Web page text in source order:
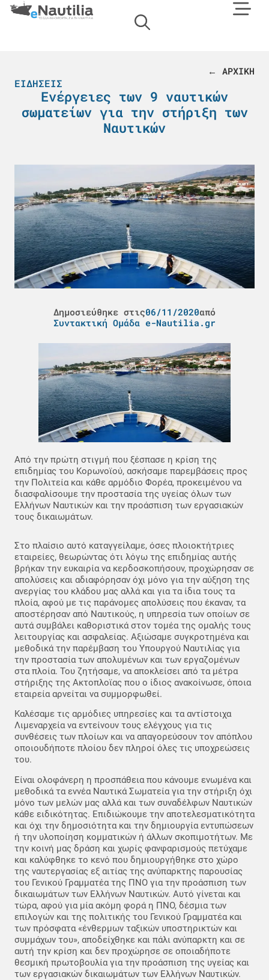
← ΑΡΧΙΚΗ
ΕΙΔΉΣΕΙΣ
Ενέργειες των 9 ναυτικών
σωματείων για την στήριξη των
Ναυτικών
Δημοσιεύθηκε στις06/11/2020από
Συντακτική Ομάδα e-Nautilia.gr
Από την πρώτη στιγμή που ξέσπασε η κρίση της
επιδημίας του Κορωνοϊού, ασκήσαμε παρεμβάσεις προς
την Πολιτεία και κάθε αρμόδιο Φορέα, προκειμένου να
διασφαλίσουμε την προστασία της υγείας όλων των
Ελλήνων Ναυτικών και την προάσπιση των εργασιακών
τους δικαιωμάτων.
Στο πλαίσιο αυτό καταγγείλαμε, όσες πλοιοκτήτριες
εταιρείες, θεωρώντας ότι λόγω της επιδημίας αυτής
βρήκαν την ευκαιρία να κερδοσκοπήσουν, προχώρησαν σε
απολύσεις και αδιαφόρησαν όχι μόνο για την αύξηση της
ανεργίας του κλάδου μας αλλά και για τα ίδια τους τα
πλοία, αφού με τις παράνομες απολύσεις που έκαναν, τα
αποστέρησαν από Ναυτικούς, η υπηρεσία των οποίων σε
αυτά συμβάλει καθοριστικά στον τομέα της ομαλής τους
λειτουργίας και ασφαλείας. Αξιώσαμε συγκροτημένα και
μεθοδικά την παρέμβαση του Υπουργού Ναυτιλίας για
την προστασία των απολυμένων και των εργαζομένων
στα πλοία. Του ζητήσαμε, να αποκλείσει από τα μέτρα
στήριξης της Ακτοπλοϊας που ο ίδιος ανακοίνωσε, όποια
εταιρεία αρνείται να συμμορφωθεί.
Καλέσαμε τις αρμόδιες υπηρεσίες και τα αντίστοιχα
Λιμεναρχεία να εντείνουν τους ελέγχους για τις
συνθέσεις των πλοίων και να απαγορεύσουν τον απόπλου
οποιουδήποτε πλοίου δεν πληροί όλες τις υποχρεώσεις
του.
Είναι ολοφάνερη η προσπάθεια που κάνουμε ενωμένα και
μεθοδικά τα εννέα Ναυτικά Σωματεία για την στήριξη όχι
μόνο των μελών μας αλλά και των συναδέλφων Ναυτικών
κάθε ειδικότητας. Επιδιώκουμε την αποτελεσματικότητα
και όχι την δημοσιότητα και την δημιουργία εντυπώσεων
ή την υλοποίηση κομματικών ή άλλων σκοπιμοτήτων. Με
την κοινή μας δράση και χωρίς φανφαρισμούς πετύχαμε
και καλύφθηκε το κενό που δημιουργήθηκε στο χώρο
της ναυτεργασίας εξ αιτίας της ανύπαρκτης παρουσίας
του Γενικού Γραμματέα της ΠΝΟ για την προάσπιση των
δικαιωμάτων των Ελλήνων Ναυτικών. Αυτό γίνεται και
τώρα, αφού για μία ακόμη φορά η ΠΝΟ, δέσμια των
επιλογών και της πολιτικής του Γενικού Γραμματέα και
των πρόσφατα «ένθερμων ταξικών υποστηρικτών και
συμμάχων του», αποδείχθηκε και πάλι ανύπαρκτη και σε
αυτή την κρίση και δεν προχώρησε σε οποιαδήποτε
θεσμική πρωτοβουλία για την προάσπιση της υγείας και
των εργασιακών δικαιωμάτων των Ελλήνων Ναυτικών.